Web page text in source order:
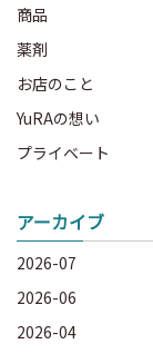
商品
薬剤
お店のこと
YuRAの想い
プライベート
アーカイブ
2026-07
2026-06
2026-04